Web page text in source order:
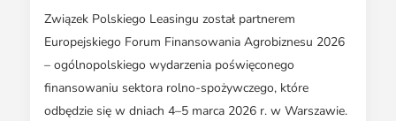
Związek Polskiego Leasingu został partnerem
Europejskiego Forum Finansowania Agrobiznesu 2026
– ogólnopolskiego wydarzenia poświęconego
finansowaniu sektora rolno-spożywczego, które
odbędzie się w dniach 4–5 marca 2026 r. w Warszawie.